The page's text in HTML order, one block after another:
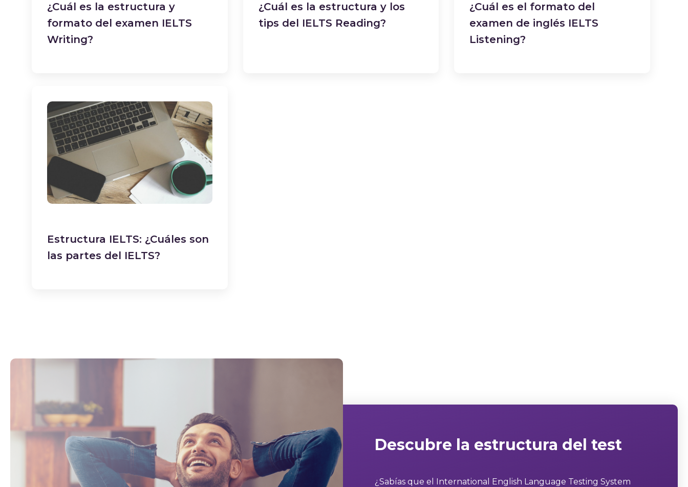
¿Cuál es la estructura y
formato del examen IELTS
Writing?
¿Cuál es la estructura y los
tips del IELTS Reading?
¿Cuál es el formato del
examen de inglés IELTS
Listening?
Estructura IELTS: ¿Cuáles son
las partes del IELTS?
Descubre la estructura del test
¿Sabías que el International English Language Testing System